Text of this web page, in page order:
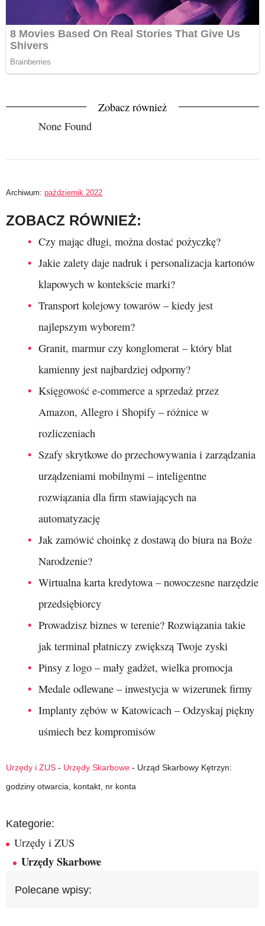
Zobacz również
None Found
Archiwum: październik 2022
ZOBACZ RÓWNIEŻ:
Czy mając długi, można dostać pożyczkę?
Jakie zalety daje nadruk i personalizacja kartonów
klapowych w kontekście marki?
Transport kolejowy towarów – kiedy jest
najlepszym wyborem?
Granit, marmur czy konglomerat – który blat
kamienny jest najbardziej odporny?
Księgowość e-commerce a sprzedaż przez
Amazon, Allegro i Shopify – różnice w
rozliczeniach
Szafy skrytkowe do przechowywania i zarządzania
urządzeniami mobilnymi – inteligentne
rozwiązania dla firm stawiających na
automatyzację
Jak zamówić choinkę z dostawą do biura na Boże
Narodzenie?
Wirtualna karta kredytowa – nowoczesne narzędzie
przedsiębiorcy
Prowadzisz biznes w terenie? Rozwiązania takie
jak terminal płatniczy zwiększą Twoje zyski
Pinsy z logo – mały gadżet, wielka promocja
Medale odlewane – inwestycja w wizerunek firmy
Implanty zębów w Katowicach – Odzyskaj piękny
uśmiech bez kompromisów
Urzędy i ZUS - Urzędy Skarbowe - Urząd Skarbowy Kętrzyn:
godziny otwarcia, kontakt, nr konta
Kategorie:
Urzędy i ZUS
Urzędy Skarbowe
Polecane wpisy: